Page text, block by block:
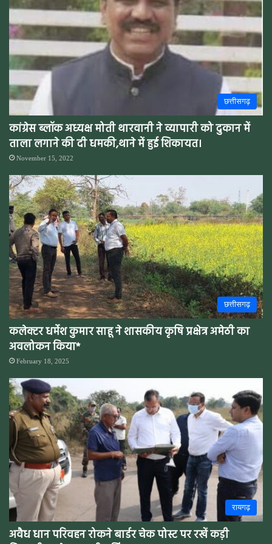
छत्तीसगढ़
कांग्रेस ब्लॉक अध्यक्ष मोती थारवानी ने व्यापारी को दुकान में
ताला लगाने की दी धमकी,थाने में हुई शिकायत।
November 15, 2022
छत्तीसगढ़
कलेक्टर धर्मेश कुमार साहू ने शासकीय कृषि प्रक्षेत्र अमेठी का
अवलोकन किया*
February 18, 2025
रायगढ़
अवैध धान परिवहन रोकने बार्डर चेक पोस्ट पर रखें कड़ी